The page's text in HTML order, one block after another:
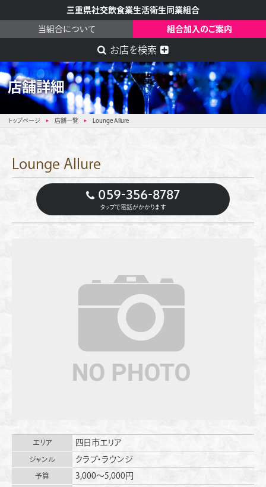
三重県社交飲食業生活衛生同業組合
当組合について 組合加入のご案内
お店を検索
店舗詳細
トップページ 店舗一覧 Lounge Allure
Lounge Allure
059-356-8787
タップで電話がかかります
エリア 四日市エリア
ジャンル クラブ・ラウンジ
予算 3,000〜5,000円